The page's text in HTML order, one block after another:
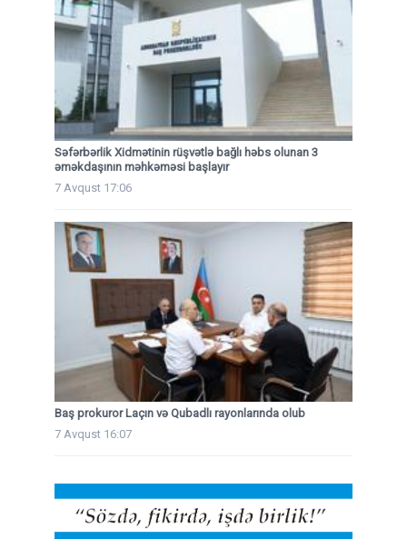
Səfərbərlik Xidmətinin rüşvətlə bağlı həbs olunan 3
əməkdaşının məhkəməsi başlayır
7 Avqust 17:06
Baş prokuror Laçın və Qubadlı rayonlarında olub
7 Avqust 16:07